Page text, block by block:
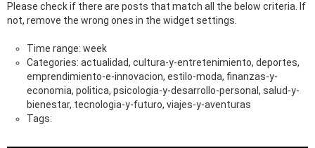
Please check if there are posts that match all the below criteria. If
not, remove the wrong ones in the widget settings.
Time range: week
Categories: actualidad, cultura-y-entretenimiento, deportes,
emprendimiento-e-innovacion, estilo-moda, finanzas-y-
economia, politica, psicologia-y-desarrollo-personal, salud-y-
bienestar, tecnologia-y-futuro, viajes-y-aventuras
Tags: